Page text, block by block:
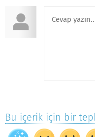
Bu içerik için bir